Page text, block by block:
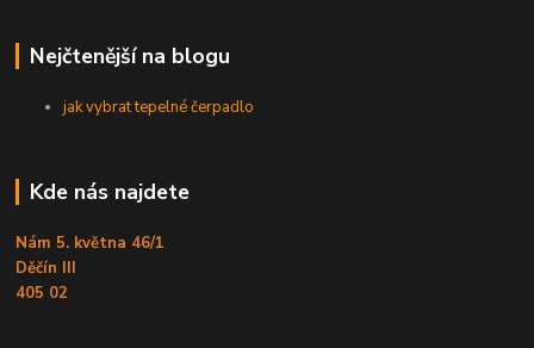
Nejčtenější na blogu
jak vybrat tepelné čerpadlo
Kde nás najdete
Nám 5. května 46/1
Děčín III
405 02